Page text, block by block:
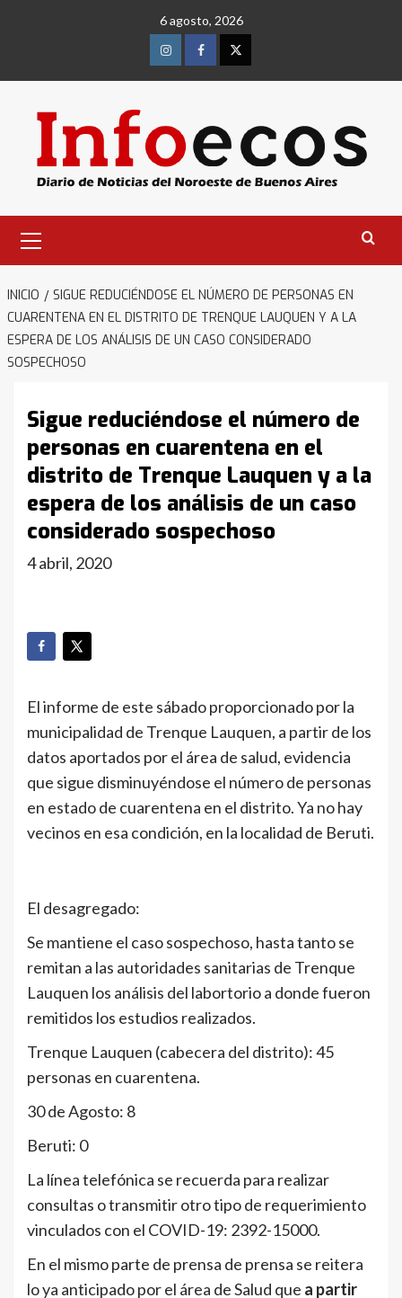
6 agosto, 2026
InstagramFacebookTwitter
primario
INICIO
SIGUE REDUCIÉNDOSE EL NÚMERO DE PERSONAS EN
CUARENTENA EN EL DISTRITO DE TRENQUE LAUQUEN Y A LA
ESPERA DE LOS ANÁLISIS DE UN CASO CONSIDERADO
SOSPECHOSO
Sigue reduciéndose el número de
personas en cuarentena en el
distrito de Trenque Lauquen y a la
espera de los análisis de un caso
considerado sospechoso
4 abril, 2020
El informe de este sábado proporcionado por la
municipalidad de Trenque Lauquen, a partir de los
datos aportados por el área de salud, evidencia
que sigue disminuyéndose el número de personas
en estado de cuarentena en el distrito. Ya no hay
vecinos en esa condición, en la localidad de Beruti.
El desagregado:
Se mantiene el caso sospechoso, hasta tanto se
remitan a las autoridades sanitarias de Trenque
Lauquen los análisis del labortorio a donde fueron
remitidos los estudios realizados.
Trenque Lauquen (cabecera del distrito): 45
personas en cuarentena.
30 de Agosto: 8
Beruti: 0
La línea telefónica se recuerda para realizar
consultas o transmitir otro tipo de requerimiento
vinculados con el COVID-19: 2392-15000.
En el mismo parte de prensa de prensa se reitera
lo ya anticipado por el área de Salud que a partir